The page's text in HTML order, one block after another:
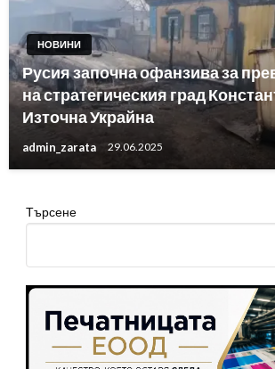
НОВИНИ
Русия започна офанзива за
на стратегическия град
Източна Украйна
admin_zarata 29.06.2025
Търсене